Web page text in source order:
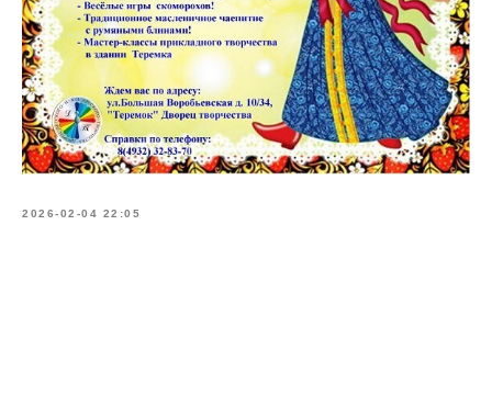
2026-02-04 22:05